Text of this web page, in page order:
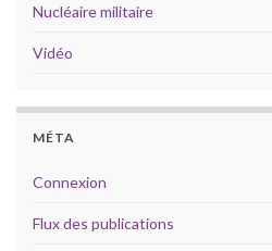
Nucléaire militaire
Vidéo
MÉTA
Connexion
Flux des publications